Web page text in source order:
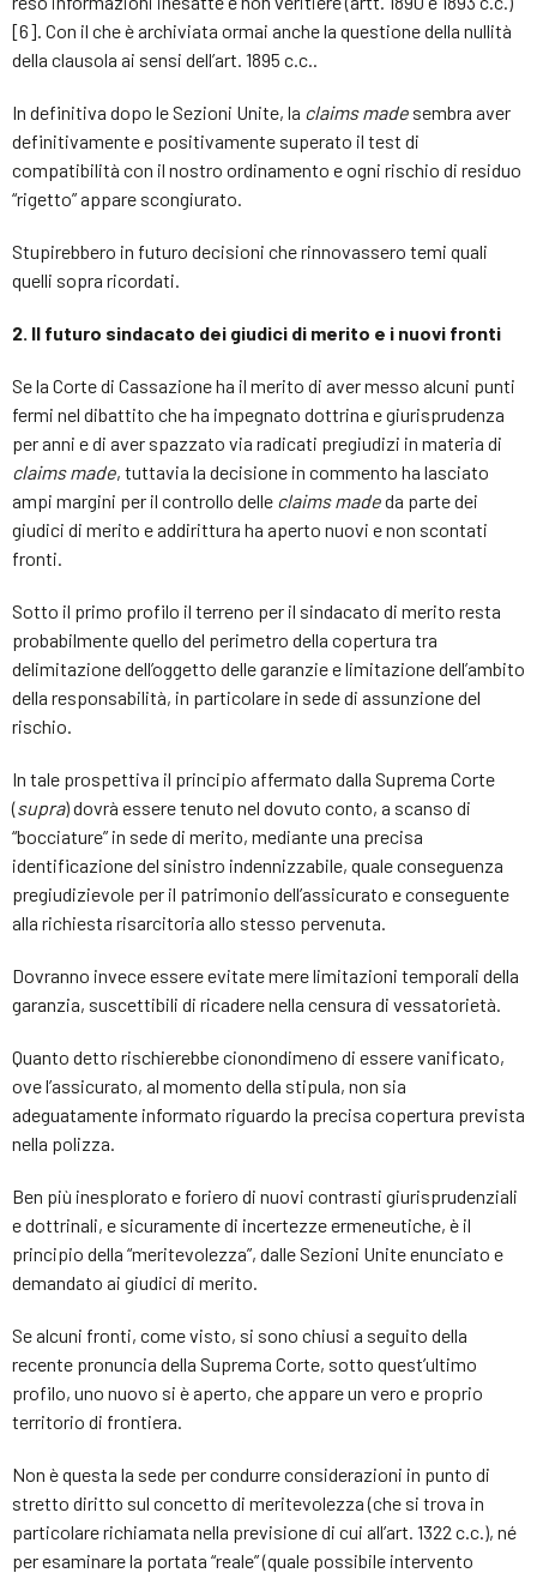
[6]. Con il che è archiviata ormai anche la questione della nullità
della clausola ai sensi dell’art. 1895 c.c..
In definitiva dopo le Sezioni Unite, la claims made sembra aver
definitivamente e positivamente superato il test di
compatibilità con il nostro ordinamento e ogni rischio di residuo
“rigetto” appare scongiurato.
Stupirebbero in futuro decisioni che rinnovassero temi quali
quelli sopra ricordati.
2. Il futuro sindacato dei giudici di merito e i nuovi fronti
Se la Corte di Cassazione ha il merito di aver messo alcuni punti
fermi nel dibattito che ha impegnato dottrina e giurisprudenza
per anni e di aver spazzato via radicati pregiudizi in materia di
claims made, tuttavia la decisione in commento ha lasciato
ampi margini per il controllo delle claims madeda parte dei
giudici di merito e addirittura ha aperto nuovi e non scontati
fronti.
Sotto il primo profilo il terreno per il sindacato di merito resta
probabilmente quello del perimetro della copertura tra
delimitazione dell’oggetto delle garanzie e limitazione dell’ambito
della responsabilità, in particolare in sede di assunzione del
rischio.
In tale prospettiva il principio affermato dalla Suprema Corte
(supra) dovrà essere tenuto nel dovuto conto, a scanso di
“bocciature” in sede di merito, mediante una precisa
identificazione del sinistro indennizzabile, quale conseguenza
pregiudizievole per il patrimonio dell’assicurato e conseguente
alla richiesta risarcitoria allo stesso pervenuta.
Dovranno invece essere evitate mere limitazioni temporali della
garanzia, suscettibili di ricadere nella censura di vessatorietà.
Quanto detto rischierebbe cionondimeno di essere vanificato,
ove l’assicurato, al momento della stipula, non sia
adeguatamente informato riguardo la precisa copertura prevista
nella polizza.
Ben più inesplorato e foriero di nuovi contrasti giurisprudenziali
e dottrinali, e sicuramente di incertezze ermeneutiche, è il
principio della “meritevolezza”, dalle Sezioni Unite enunciato e
demandato ai giudici di merito.
Se alcuni fronti, come visto, si sono chiusi a seguito della
recente pronuncia della Suprema Corte, sotto quest’ultimo
profilo, uno nuovo si è aperto, che appare un vero e proprio
territorio di frontiera.
Non è questa la sede per condurre considerazioni in punto di
stretto diritto sul concetto di meritevolezza (che si trova in
particolare richiamata nella previsione di cui all’art. 1322 c.c.), né
per esaminare la portata “reale” (quale possibile intervento